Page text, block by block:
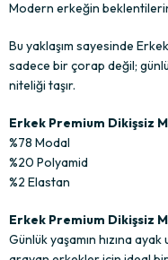
Modern erkeğin
Bu yaklaşım sayesinde
sadece bir çorap değil;
niteliği taşır.
Erkek Premium Dikişsiz
%78 Modal
%20 Polyamid
%2 Elastan
Erkek Premium Dikişsiz
Günlük yaşamın hızına